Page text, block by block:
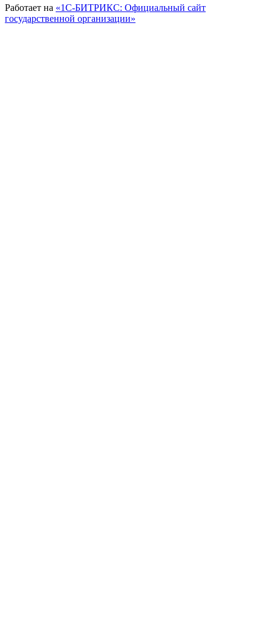
Работает на «1С-БИТРИКС: Официальный сайт
государственной организации»